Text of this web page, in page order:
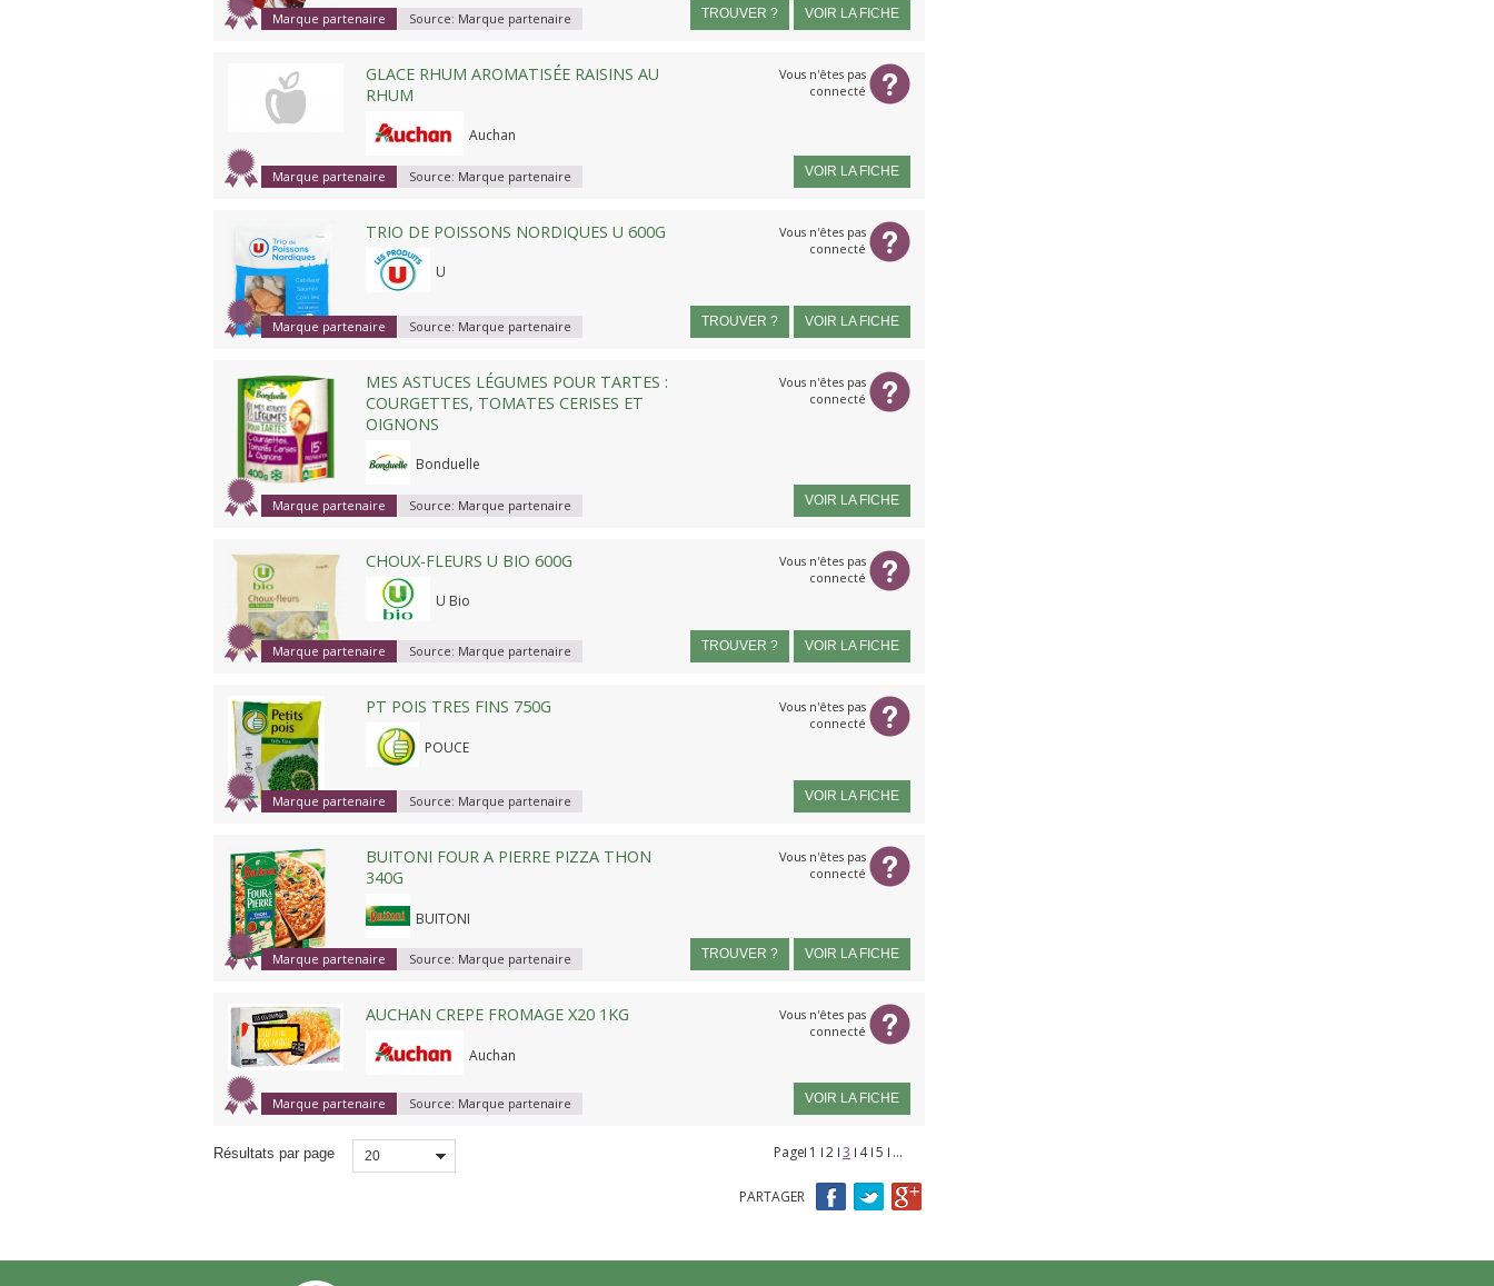
Résultats par page 20
Marque partenaire Source: Marque partenaire TROUVER ? VOIR LA FICHE
GLACE RHUM AROMATISÉE RAISINS AU
RHUM
Auchan
Marque partenaire Source: Marque partenaire
Vous n'êtes pas
connecté
VOIR LA FICHE
TRIO DE POISSONS NORDIQUES U 600G
U
Marque partenaire Source: Marque partenaire TROUVER ?
Vous n'êtes pas
connecté
VOIR LA FICHE
MES ASTUCES LÉGUMES POUR TARTES :
COURGETTES, TOMATES CERISES ET
OIGNONS
Bonduelle
Marque partenaire Source: Marque partenaire
Vous n'êtes pas
connecté
VOIR LA FICHE
CHOUX-FLEURS U BIO 600G
U Bio
Marque partenaire Source: Marque partenaire TROUVER ?
Vous n'êtes pas
connecté
VOIR LA FICHE
PT POIS TRES FINS 750G
POUCE
Marque partenaire Source: Marque partenaire
Vous n'êtes pas
connecté
VOIR LA FICHE
BUITONI FOUR A PIERRE PIZZA THON
340G
BUITONI
Marque partenaire Source: Marque partenaire TROUVER ?
Vous n'êtes pas
connecté
VOIR LA FICHE
AUCHAN CREPE FROMAGE X20 1KG
Auchan
Marque partenaire Source: Marque partenaire
Vous n'êtes pas
connecté
VOIR LA FICHE
Page
Pages1 2 3 4 5 …
PARTAGER